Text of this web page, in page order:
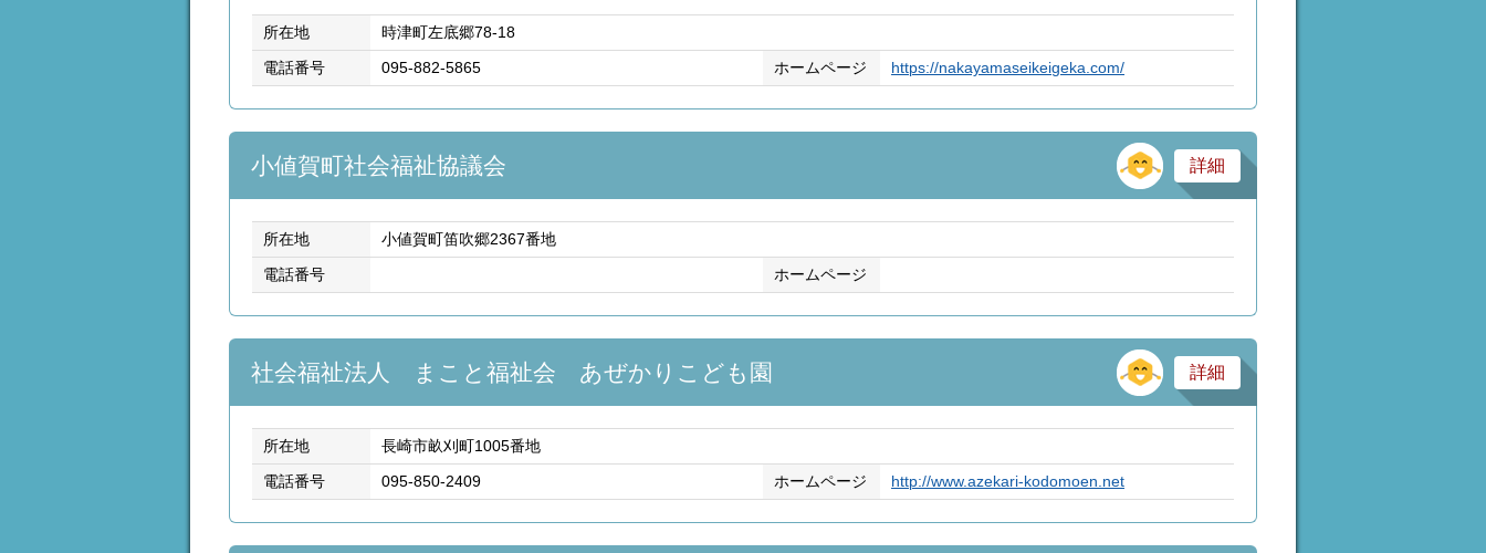
所在地 時津町左底郷78-18
電話番号 095-882-5865 ホームページ https://nakayamaseikeigeka.com/
小値賀町社会福祉協議会 その他
詳細
所在地 小値賀町笛吹郷2367番地
電話番号 ホームページ
社会福祉法人 まこと福祉会 あぜかりこども園 その他
詳細
所在地 長崎市畝刈町1005番地
電話番号 095-850-2409 ホームページ http://www.azekari-kodomoen.net